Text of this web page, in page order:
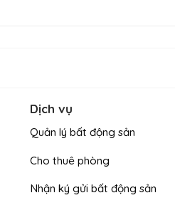
Dịch vụ
Quản lý bất động sản
Cho thuê phòng
Nhận ký gửi bất động sản